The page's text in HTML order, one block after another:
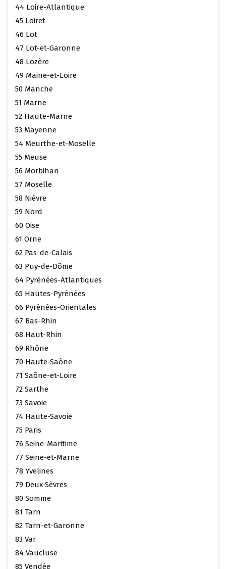
44 Loire-Atlantique
45 Loiret
46 Lot
47 Lot-et-Garonne
48 Lozère
49 Maine-et-Loire
50 Manche
51 Marne
52 Haute-Marne
53 Mayenne
54 Meurthe-et-Moselle
55 Meuse
56 Morbihan
57 Moselle
58 Nièvre
59 Nord
60 Oise
61 Orne
62 Pas-de-Calais
63 Puy-de-Dôme
64 Pyrénées-Atlantiques
65 Hautes-Pyrénées
66 Pyrénées-Orientales
67 Bas-Rhin
68 Haut-Rhin
69 Rhône
70 Haute-Saône
71 Saône-et-Loire
72 Sarthe
73 Savoie
74 Haute-Savoie
75 Paris
76 Seine-Maritime
77 Seine-et-Marne
78 Yvelines
79 Deux-Sèvres
80 Somme
81 Tarn
82 Tarn-et-Garonne
83 Var
84 Vaucluse
85 Vendée